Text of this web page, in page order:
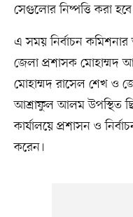
সেগুলোর নিষ্পত্তি করা
এ সময় নির্বাচন
জেলা প্রশাসক
মোহাম্মদ রাসেল শেখ ও
আশ্রাফুল আলম উপস্থিত
কার্যালয়ে প্রশাসন ও
করেন।